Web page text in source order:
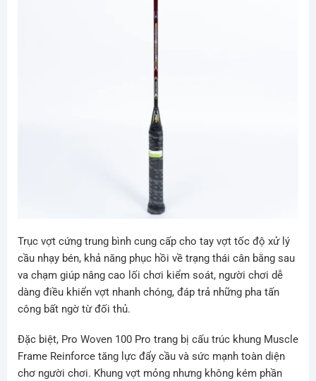
Trục vợt cứng trung bình cung cấp cho tay vợt tốc độ xử lý
cầu nhạy bén, khả năng phục hồi về trạng thái cân bằng sau
va chạm giúp nâng cao lối chơi kiểm soát, người chơi dễ
dàng điều khiển vợt nhanh chóng, đáp trả những pha tấn
công bất ngờ từ đối thủ.
Đặc biệt, Pro Woven 100 Pro trang bị cấu trúc khung Muscle
Frame Reinforce tăng lực đẩy cầu và sức mạnh toàn diện
chơ người chơi. Khung vợt mỏng nhưng không kém phần